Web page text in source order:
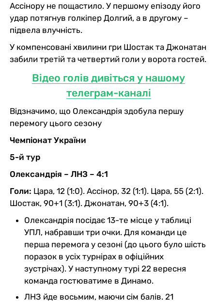
Ассінору не пощастило. У першому епізоду його
удар потягнув голкіпер Долгий, а в другому –
підвела влучність.
У компенсовані хвилини гри Шостак та Джонатан
забили третій та четвертий голи у ворота гостей.
Відео голів дивіться у нашому
телеграм-каналі
Відзначимо, що Олександрія здобула першу
перемогу цього сезону
Чемпіонат України
5-й тур
Олександрія – ЛНЗ – 4:1
Голи: Цара, 12 (1:0). Ассінор, 32 (1:1). Цара, 55 (2:1).
Шостак, 90+1 (3:1). Джонатан, 90+3 (4:1).
Олександрія посідає 13-те місце у таблиці
УПЛ, набравши три очки. Для команди це
перша перемога у сезоні (до цього було шість
поразок в усіх турнірах в офіційних
зустрічах). У наступному турі 22 вересня
команда гостюватиме в Динамо.
ЛНЗ йде восьмим, маючи сім балів. 21